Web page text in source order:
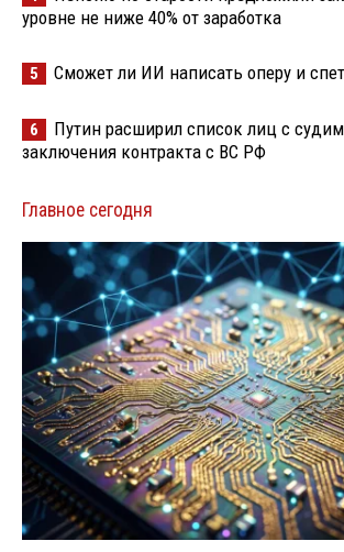
уровне не ниже 40% от заработка
5 Сможет ли ИИ написать оперу и
6
Путин расширил список лиц с
заключения контракта с ВС РФ
Главное сегодня